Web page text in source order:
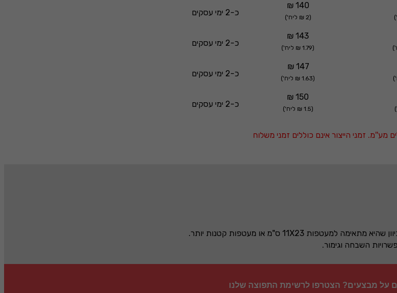
140 ₪
(2 ₪ ליח') כ-2 ימי עסקים
143 ₪
(1.79 ₪ ליח') כ-2 ימי עסקים
147 ₪
(1.63 ₪ ליח') כ-2 ימי עסקים
150 ₪
(1.5 ₪ ליח') כ-2 ימי עסקים
מע''מ. זמני הייצור אינם כוללים זמני משלוח
השבחה וגימור.
על מבצעים? הצטרפו לרשימת התפוצה שלנו